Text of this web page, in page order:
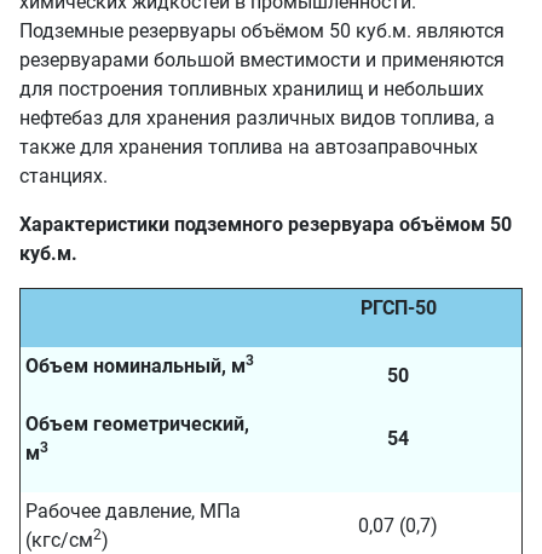
Подземные резервуары объёмом 50 куб.м. являются
резервуарами большой вместимости и применяются
для построения топливных хранилищ и небольших
нефтебаз для хранения различных видов топлива, а
также для хранения топлива на автозаправочных
станциях.
Характеристики подземного резервуара объёмом 50
куб.м.
РГСП-50
Объем номинальный, м3
50
Объем геометрический,
м3 54
Рабочее давление, МПа
(кгс/см2)
0,07 (0,7)